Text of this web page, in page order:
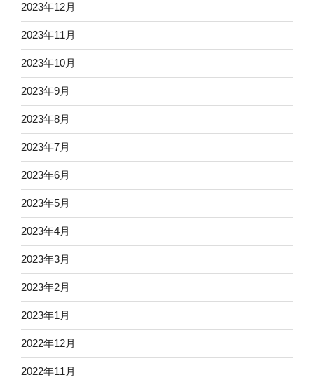
2023年12月
2023年11月
2023年10月
2023年9月
2023年8月
2023年7月
2023年6月
2023年5月
2023年4月
2023年3月
2023年2月
2023年1月
2022年12月
2022年11月